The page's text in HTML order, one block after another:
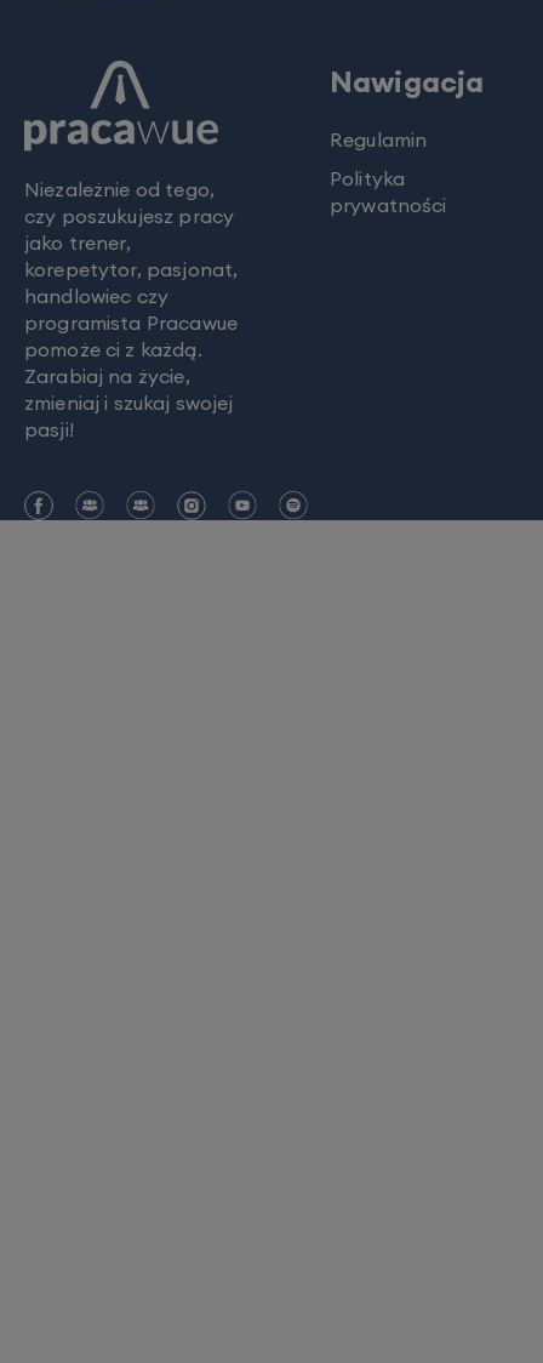
Niezależnie od tego,
czy poszukujesz pracy
jako trener,
korepetytor, pasjonat,
handlowiec czy
programista Pracawue
pomoże ci z każdą.
Zarabiaj na życie,
zmieniaj i szukaj swojej
pasji!
Nawigacja
Regulamin
Polityka
prywatności